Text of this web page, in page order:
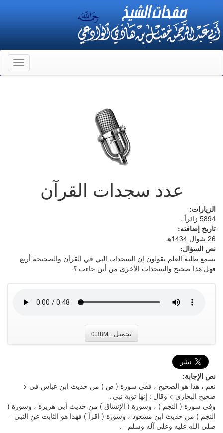
عدد سجدات القرآن
الزيارات:
5894 زائراً .
تاريخ إضافته:
26 شوال 1434هـ
نص السؤال:
نسمع طلبة العلم يقولون إن السجدات التي في القرآن والصحيحة أربع
فهل هذا صحيح والسجدات الأخرى من أين جاءت ؟
تحميل 0.38MB
نص الإجابة:
نعم ، هذا هو الصحيح ، ففي سورة ( ص ) من حديث ابن عباس في <
صحيح البخاري > وقال : إنها توبة نبي .
وفي سورة ( النجم ) ، وسورة ( الإنشاق ) من حديث أبي هريرة ، وسورة (
النجم ) من حديث ابن مسعود ، وسورة ( اقرأ ) فهذا هو الثابت عن النبي -
صلى الله عليه وعلى آله وسلم - .